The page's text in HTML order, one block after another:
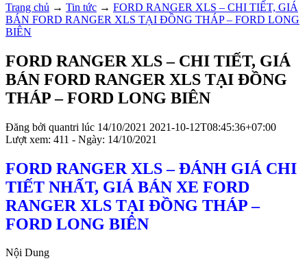
Trang chủ → Tin tức → FORD RANGER XLS – CHI TIẾT, GIÁ
BÁN FORD RANGER XLS TẠI ĐỒNG THÁP – FORD LONG
BIÊN
FORD RANGER XLS – CHI TIẾT, GIÁ
BÁN FORD RANGER XLS TẠI ĐỒNG
THÁP – FORD LONG BIÊN
Đăng bởi quantri lúc 14/10/2021 2021-10-12T08:45:36+07:00
Lượt xem: 411 - Ngày: 14/10/2021
FORD RANGER XLS – ĐÁNH GIÁ CHI
TIẾT NHẤT, GIÁ BÁN XE FORD
RANGER XLS TẠI ĐỒNG THÁP –
FORD LONG BIÊN
Nội Dung